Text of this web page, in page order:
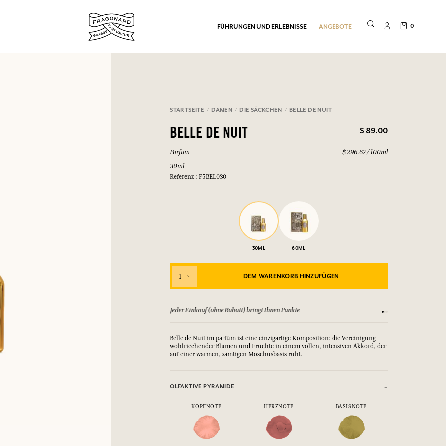
FÜHRUNGEN UND ERLEBNISSE ANGEBOTE 0
STARTSEITE DAMEN DIE SÄCKCHEN BELLE DE NUIT
BELLE DE NUIT $ 89.00
Parfum
30ml
Referenz : F5BEL030
$ 296.67 / 100ml
30ML 60ML
1 DEM WARENKORB HINZUFÜGEN
zurück, bis zu 15 Tage Jeder Einkauf (ohne Rabatt) bringt Ihnen Punkte
Belle de Nuit im parfüm ist eine einzigartige Komposition: die Vereinigung
wohlriechender Blumen und Früchte in einem vollen, intensiven Akkord, der
auf einer warmen, samtigen Moschusbasis ruht.
OLFAKTIVE PYRAMIDE
KOPFNOTE HERZNOTE BASISNOTE